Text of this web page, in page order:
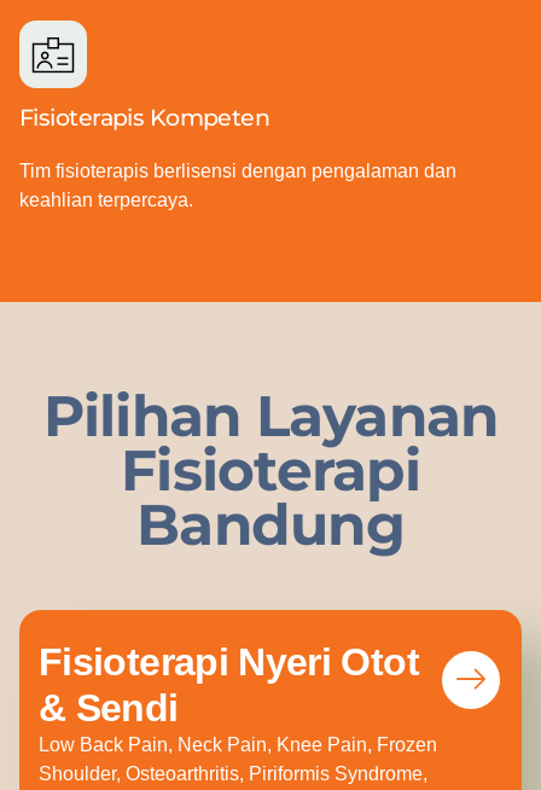
Fisioterapis Kompeten
Tim fisioterapis berlisensi dengan pengalaman dan
keahlian terpercaya.
Pilihan Layanan
Fisioterapi
Bandung
Fisioterapi Nyeri Otot
& Sendi
Low Back Pain, Neck Pain, Knee Pain, Frozen
Shoulder, Osteoarthritis, Piriformis Syndrome,